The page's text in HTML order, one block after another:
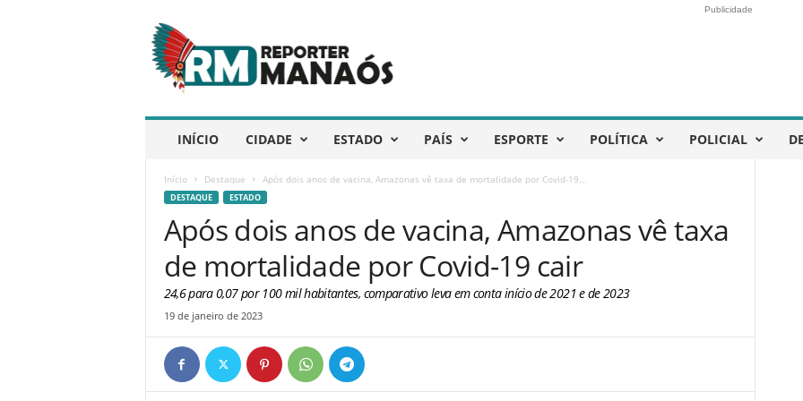
e
p
ó
Publicidade
INÍCIO CIDADE ESTADO PAÍS ESPORTE POLÍTICA POLICIAL
Início Destaque Após dois anos de vacina, Amazonas vê taxa de mortalidade por Covid-19...
DESTAQUE ESTADO
Após dois anos de vacina, Amazonas vê taxa
de mortalidade por Covid-19 cair
24,6 para 0,07 por 100 mil habitantes, comparativo leva em conta início de 2021 e de 2023
19 de janeiro de 2023